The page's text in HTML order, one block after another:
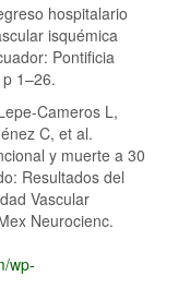
hospitalario
isquémica
Pontificia
1–26.
Cameros L,
C, et al.
y muerte a 30
Resultados del
Vascular
Neurocienc.
wp-